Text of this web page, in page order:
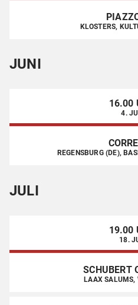
KLOSTERS,
JUNI
16.00
4.
REGENSBURG (DE),
JULI
19.00
18.
SCHUBERT
LAAX SALUMS,